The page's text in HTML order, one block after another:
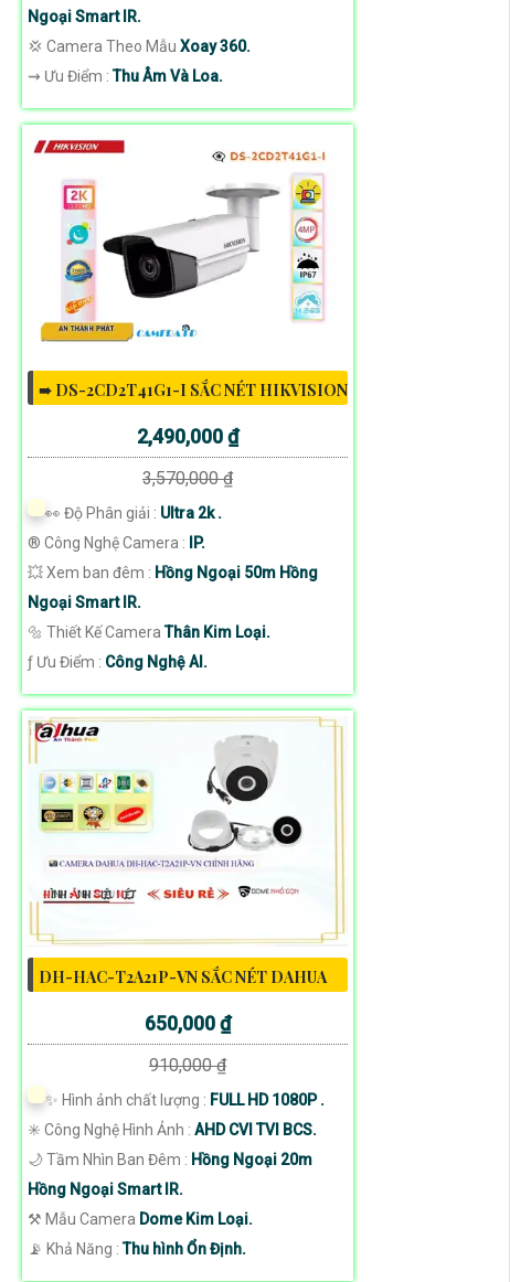
Ngoại Smart IR.
💢 Camera Theo Mẫu Xoay 360.
️⇝ Ưu Điểm :Thu Âm Và Loa.
➠ DS-2CD2T41G1-I SẮC NÉT HIKVISION
2,490,000 ₫
3,570,000 ₫
️👀 Độ Phân giải : Ultra 2k .
®️ Công Nghệ Camera :
IP.
💥 Xem ban đêm : Hồng Ngoại 50m Hồng
Ngoại Smart IR.
🔩 Thiết Kế CameraThân Kim Loại.
️ƒ Ưu Điểm : Công Nghệ AI.
DH-HAC-T2A21P-VN SẮC NÉT DAHUA
650,000 ₫
910,000 ₫
✨ Hình ảnh chất lượng : FULL HD 1080P .
✳️ Công Nghệ Hình Ảnh : AHD CVI TVI BCS.
🌙 Tầm Nhìn Ban Đêm : Hồng Ngoại 20m
Hồng Ngoại Smart IR.
⚒ Mẫu Camera Dome Kim Loại.
️📡 Khả Năng :Thu hình Ổn Định.